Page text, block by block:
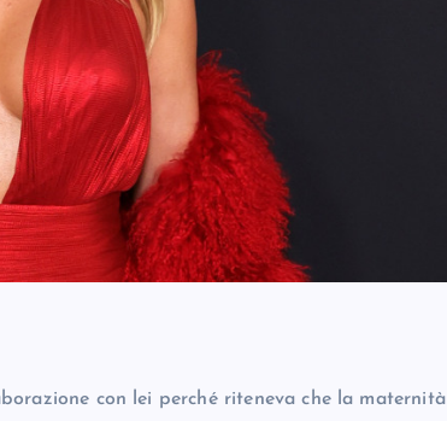
con lei perché riteneva che la maternità